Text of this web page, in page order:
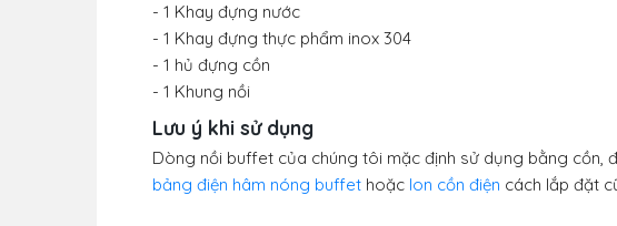
- 1 Khay đựng nước
- 1 Khay đựng thực phẩm inox 304
- 1 hủ đựng cồn
- 1 Khung nồi
Lưu ý khi sử dụng
Dòng nồi buffet của chúng tôi mặc định sử dụng bằng cồn,
bảng điện hâm nóng buffet hoặc lon cồn điện cách lắp đặt